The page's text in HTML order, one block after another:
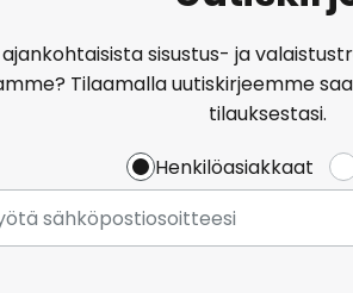
sisustus- ja
Tilaamalla uutiskirjeemme
tilauksestasi.
Henkilöasiakkaat